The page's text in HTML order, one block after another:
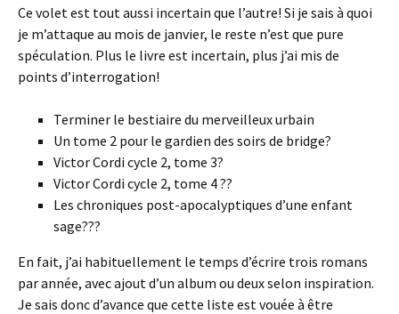
Ce volet est tout aussi incertain que l’autre! Si je sais à quoi
je m’attaque au mois de janvier, le reste n’est que pure
spéculation. Plus le livre est incertain, plus j’ai mis de
points d’interrogation!
Terminer le bestiaire du merveilleux urbain
Un tome 2 pour le gardien des soirs de bridge?
Victor Cordi cycle 2, tome 3?
Victor Cordi cycle 2, tome 4 ??
Les chroniques post-apocalyptiques d’une enfant
sage???
En fait, j’ai habituellement le temps d’écrire trois romans
par année, avec ajout d’un album ou deux selon inspiration.
Je sais donc d’avance que cette liste est vouée à être